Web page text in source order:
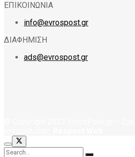
ΕΠΙΚΟΙΝΩΝΙΑ
info@evrospost.gr
ΔΙΑΦΗΜΙΣΗ
ads@evrospost.gr